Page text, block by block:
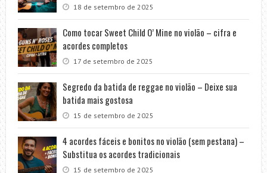
18 de setembro de 2025
Como tocar Sweet Child O’ Mine no violão – cifra e
acordes completos
17 de setembro de 2025
Segredo da batida de reggae no violão – Deixe sua
batida mais gostosa
15 de setembro de 2025
4 acordes fáceis e bonitos no violão (sem pestana) –
Substitua os acordes tradicionais
15 de setembro de 2025